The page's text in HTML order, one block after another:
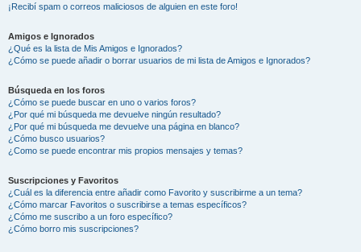
¡Recibí spam o correos maliciosos de alguien en este foro!
Amigos e Ignorados
¿Qué es la lista de Mis Amigos e Ignorados?
¿Cómo se puede añadir o borrar usuarios de mi lista de Amigos e Ignorados?
Búsqueda en los foros
¿Cómo se puede buscar en uno o varios foros?
¿Por qué mi búsqueda me devuelve ningún resultado?
¿Por qué mi búsqueda me devuelve una página en blanco?
¿Cómo busco usuarios?
¿Como se puede encontrar mis propios mensajes y temas?
Suscripciones y Favoritos
¿Cuál es la diferencia entre añadir como Favorito y suscribirme a un tema?
¿Cómo marcar Favoritos o suscribirse a temas específicos?
¿Cómo me suscribo a un foro específico?
¿Cómo borro mis suscripciones?